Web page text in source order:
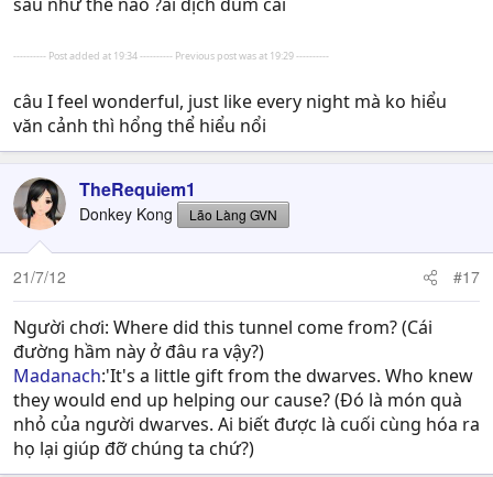
---------- Post added at 19:34 ---------- Previous post was at 19:29 ----------
câu I feel wonderful, just like every night mà ko hiểu
văn cảnh thì hổng thể hiểu nổi
TheRequiem1
Donkey Kong Lão Làng GVN
21/7/12 #17
Người chơi: Where did this tunnel come from? (Cái
đường hầm này ở đâu ra vậy?)
Madanach:'It's a little gift from the dwarves. Who knew
they would end up helping our cause? (Đó là món quà
nhỏ của người dwarves. Ai biết được là cuối cùng hóa ra
họ lại giúp đỡ chúng ta chứ?)